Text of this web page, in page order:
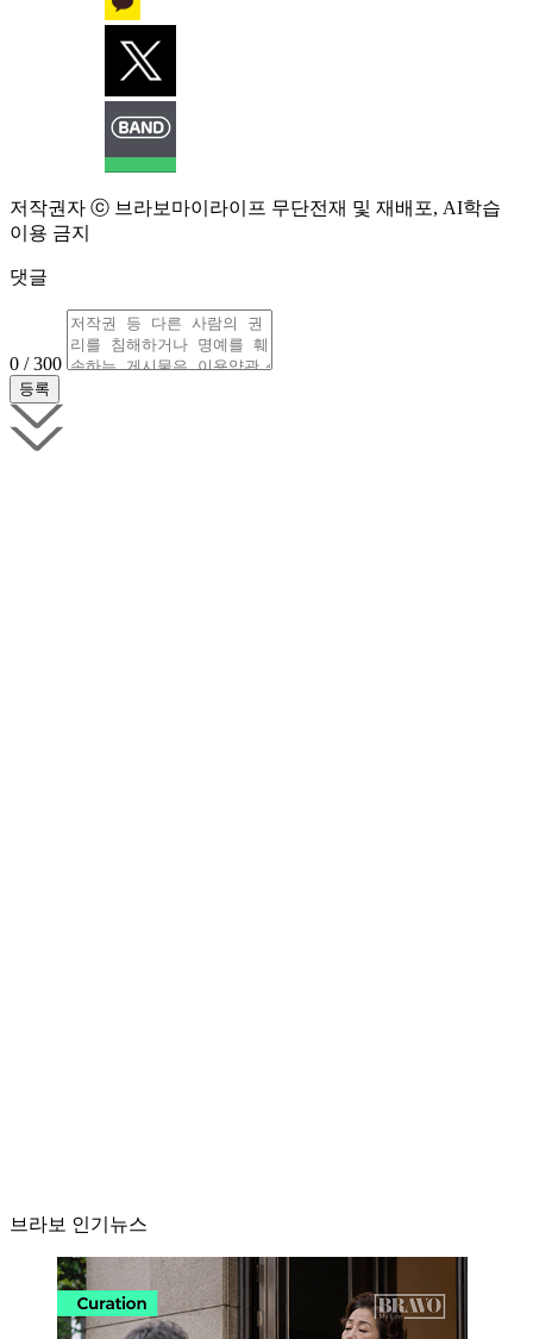
저작권자 ⓒ 브라보마이라이프 무단전재 및 재배포, AI학습
이용 금지
댓글
0 / 300
브라보 인기뉴스